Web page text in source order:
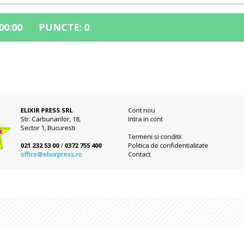
PUNCTE: 0
ELIXIR PRESS SRL
Str. Carbunarilor, 18,
Sector 1, Bucuresti
021 232 53 00/ 0372 755 400
office@elixirpress.ro
Cont nou
Intra in cont
Termeni si conditii
Politica de confidentialitate
Contact